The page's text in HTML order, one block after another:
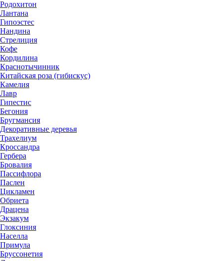
Родохитон
Лантана
Гипоэстес
Нандина
Стрелиция
Кофе
Кордилина
Краснотычинник
Китайская роза (гибискус)
Камелия
Лавр
Гипестис
Бегония
Бругмансия
Декоративные деревья
Трахелиум
Кроссандра
Гербера
Бровалия
Пассифлора
Паслен
Цикламен
Обриета
Драцена
Экзакум
Глоксиния
Населла
Примула
Бруссонетия